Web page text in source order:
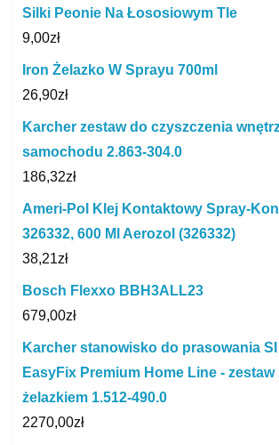
Silki Peonie Na Łososiowym Tle
9,00zł
Iron Żelazko W Sprayu 700ml
26,90zł
Karcher zestaw do czyszczenia
samochodu 2.863-304.0
186,32zł
Ameri-Pol Klej Kontaktowy Spray-
326332, 600 Ml Aerozol (326332)
38,21zł
Bosch Flexxo BBH3ALL23
679,00zł
Karcher stanowisko do prasowania SI
EasyFix Premium Home Line - zestaw
żelazkiem 1.512-490.0
2270,00zł